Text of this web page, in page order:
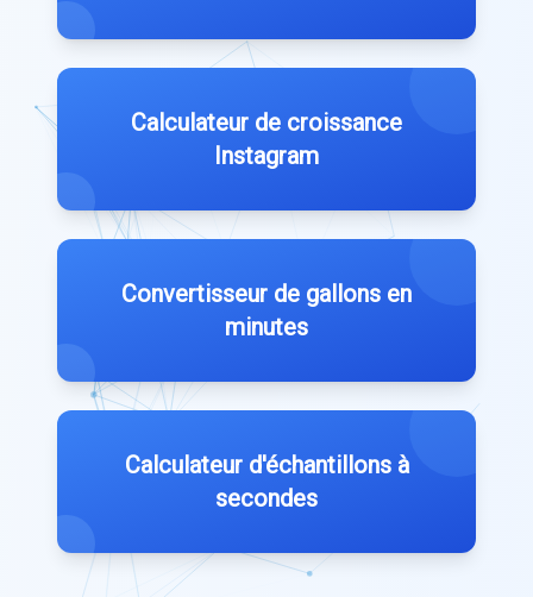
Calculateur de croissance
Instagram
Convertisseur de gallons en
minutes
Calculateur d'échantillons à
secondes